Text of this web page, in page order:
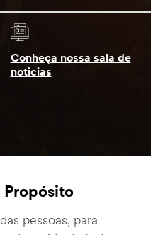
Conheça nossa sala de
noticias
Propósito
pessoas, para